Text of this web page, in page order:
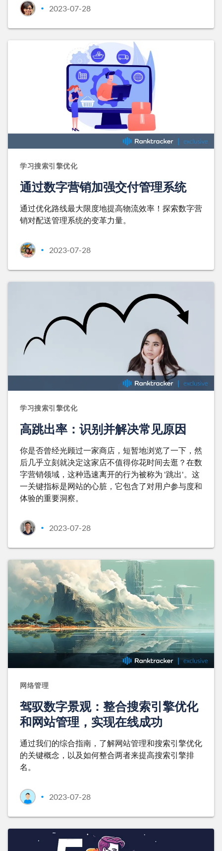
• 2023-07-28
学习搜索引擎优化
通过数字营销加强交付管理系统
通过优化路线最大限度地提高物流效率！探索数字营
销对配送管理系统的变革力量。
• 2023-07-28
学习搜索引擎优化
高跳出率：识别并解决常见原因
你是否曾经光顾过一家商店，短暂地浏览了一下，然
后几乎立刻就决定这家店不值得你花时间去逛？在数
字营销领域，这种迅速离开的行为被称为 '跳出'。这
一关键指标是网站的心脏，它包含了对用户参与度和
体验的重要洞察。
• 2023-07-28
网络管理
驾驭数字景观：整合搜索引擎优化
和网站管理，实现在线成功
通过我们的综合指南，了解网站管理和搜索引擎优化
的关键概念，以及如何整合两者来提高搜索引擎排
名。
• 2023-07-28